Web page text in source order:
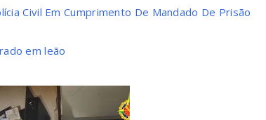
Civil Em Cumprimento De Mandado De Prisão
em leão